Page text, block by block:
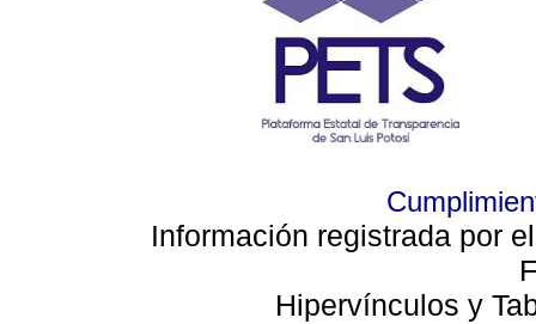
Información registrada por
Hipervínculos y